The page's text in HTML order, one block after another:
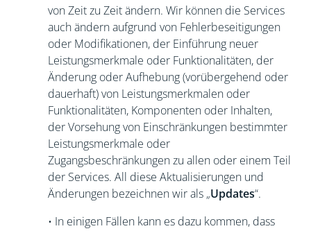
von Zeit zu Zeit ändern. Wir können die Services
auch ändern aufgrund von Fehlerbeseitigungen
oder Modifikationen, der Einführung neuer
Leistungsmerkmale oder Funktionalitäten, der
Änderung oder Aufhebung (vorübergehend oder
dauerhaft) von Leistungsmerkmalen oder
Funktionalitäten, Komponenten oder Inhalten,
der Vorsehung von Einschränkungen bestimmter
Leistungsmerkmale oder
Zugangsbeschränkungen zu allen oder einem Teil
der Services. All diese Aktualisierungen und
Änderungen bezeichnen wir als „Updates“.
• In einigen Fällen kann es dazu kommen, dass